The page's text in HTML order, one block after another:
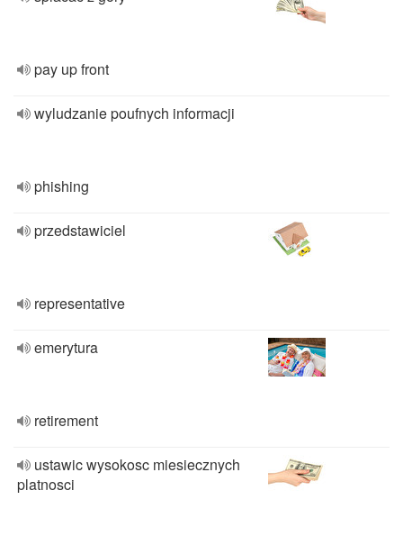
pay up front
wyludzanie poufnych informacji
phishing
przedstawiciel
representative
emerytura
retirement
ustawic wysokosc miesiecznych
platnosci